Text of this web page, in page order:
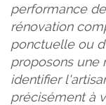
performance
rénovation
ponctuelle ou
proposons une
identifier
précisément à